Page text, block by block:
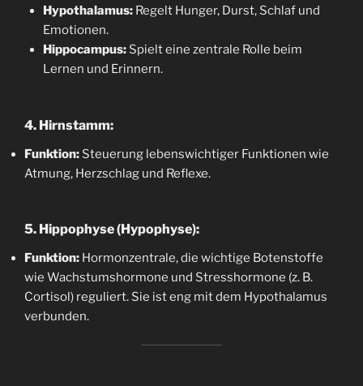
Hypothalamus:Regelt Hunger, Durst, Schlaf und
Emotionen.
Hippocampus:Spielt eine zentrale Rolle beim
Lernen und Erinnern.
4. Hirnstamm:
Funktion: Steuerung lebenswichtiger Funktionen wie
Atmung, Herzschlag und Reflexe.
5. Hippophyse (Hypophyse):
Funktion: Hormonzentrale, die wichtige Botenstoffe
wie Wachstumshormone und Stresshormone (z. B.
Cortisol) reguliert. Sie ist eng mit dem Hypothalamus
verbunden.